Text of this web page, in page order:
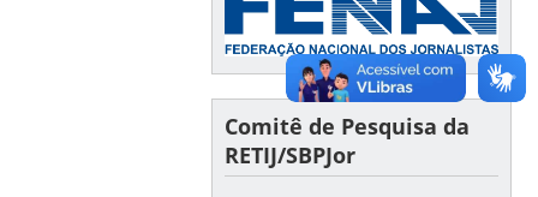
Comitê de Pesquisa da
RETIJ/SBPJor